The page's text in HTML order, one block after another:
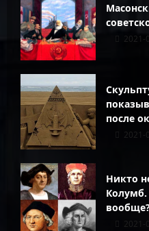
2021-
после
2021-
Никто
2021-